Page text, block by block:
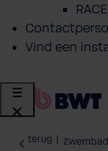
Vind een
terug